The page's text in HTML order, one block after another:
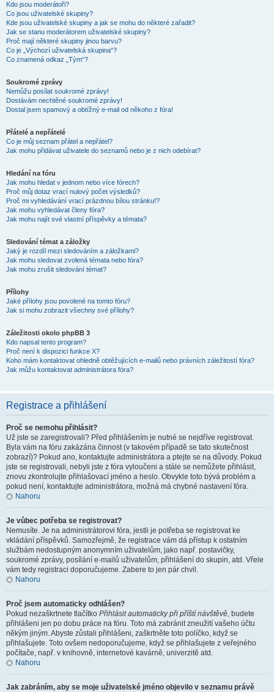
Kdo jsou moderátoři?
Co jsou uživatelské skupiny?
Kde jsou uživatelské skupiny a jak se mohu do některé zařadit?
Jak se stanu moderátorem uživatelské skupiny?
Proč mají některé skupiny jinou barvu?
Co je „Výchozí uživatelská skupina“?
Co znamená odkaz „Tým“?
Soukromé zprávy
Nemůžu posílat soukromé zprávy!
Dostávám nechtěné soukromé zprávy!
Dostal jsem spamový a obtížný e-mail od někoho z fóra!
Přátelé a nepřátelé
Co je můj seznam přátel a nepřátel?
Jak mohu přidávat uživatele do seznamů nebo je z nich odebírat?
Hledání na fóru
Jak mohu hledat v jednom nebo více fórech?
Proč můj dotaz vrací nulový počet výsledků?
Proč mi vyhledávání vrací prázdnou bílou stránku!?
Jak mohu vyhledávat členy fóra?
Jak mohu najít své vlastní příspěvky a témata?
Sledování témat a záložky
Jaký je rozdíl mezi sledováním a záložkami?
Jak mohu sledovat zvolená témata nebo fóra?
Jak mohu zrušit sledování témat?
Přílohy
Jaké přílohy jsou povolené na tomto fóru?
Jak si mohu zobrazit všechny své přílohy?
Záležitosti okolo phpBB 3
Kdo napsal tento program?
Proč není k dispozici funkce X?
Koho mám kontaktovat ohledně obtěžujících e-mailů nebo právních záležitostí fóra?
Jak můžu kontaktovat administrátora fóra?
Registrace a přihlášení
Proč se nemohu přihlásit?
Už jste se zaregistrovali? Před přihlášením je nutné se nejdříve registrovat.
Byla vám na fóru zakázána činnost (v takovém případě se tato skutečnost
zobrazí)? Pokud ano, kontaktujte administrátora a ptejte se na důvody. Pokud
jste se registrovali, nebyli jste z fóra vyloučeni a stále se nemůžete přihlásit,
znovu zkontrolujte přihlašovací jméno a heslo. Obvykle toto bývá problém a
pokud není, kontaktujte administrátora, možná má chybné nastavení fóra.
Nahoru
Je vůbec potřeba se registrovat?
Nemusíte. Je na administrátorovi fóra, jestli je potřeba se registrovat ke
vkládání příspěvků. Samozřejmě, že registrace vám dá přístup k ostatním
službám nedostupným anonymním uživatelům, jako např. postavičky,
soukromé zprávy, posílání e-mailů uživatelům, přihlášení do skupin, atd. Vřele
vám tedy registraci doporučujeme. Zabere to jen pár chvil.
Nahoru
Proč jsem automaticky odhlášen?
Pokud nezaškrtnete tlačítko Přihlásit automaticky při příští návštěvě, budete
přihlášeni jen po dobu práce na fóru. Toto má zabránit zneužití vašeho účtu
někým jiným. Abyste zůstali přihlášeni, zaškrtněte toto políčko, když se
přihlašujete. Toto ovšem nedoporučujeme, když se přihlašujete z veřejného
počítače, např. v knihovně, internetové kavárně, univerzitě atd.
Nahoru
Jak zabráním, aby se moje uživatelské jméno objevilo v seznamu právě